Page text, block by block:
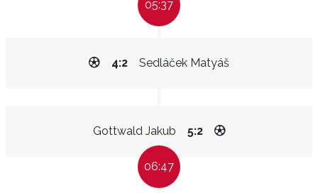
05:37
Sedláček Matyáš
4:2
Gottwald Jakub 5:2
06:47